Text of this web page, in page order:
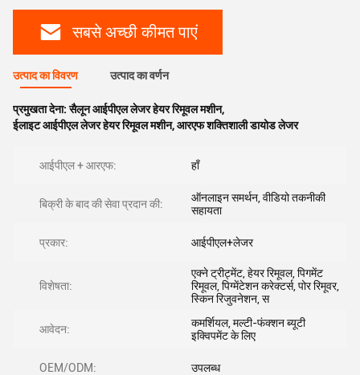
सबसे अच्छी कीमत पाएं
उत्पाद का विवरण उत्पाद का वर्णन
प्रमुखता देना:सैलून आईपीएल लेजर हेयर रिमूवल मशीन,
ईलाइट आईपीएल लेजर हेयर रिमूवल मशीन,आरएफ शक्तिशाली डायोड लेजर
आईपीएल + आरएफ: हाँ
बिक्री के बाद की सेवा प्रदान की:
ऑनलाइन समर्थन, वीडियो तकनीकी
सहायता
प्रकार: आईपीएल+लेजर
विशेषता:
एक्ने ट्रीट्मेंट, हेयर रिमूवल, पिगमेंट
रिमूवल, पिग्मेंटेशन करेक्टर्स, पोर रिमूवर,
स्किन रिजुवनेशन, स
आवेदन:
कमर्शियल, मल्टी-फंक्शन ब्यूटी
इक्विपमेंट के लिए
OEM/ODM: उपलब्ध